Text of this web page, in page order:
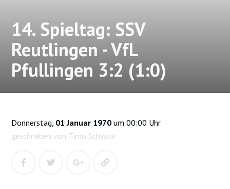
14. Spieltag: SSV
Reutlingen - VfL
Pfullingen 3:2 (1:0)
Donnerstag, 01 Januar 1970 um 00:00 Uhr
geschrieben von Timo Schyska